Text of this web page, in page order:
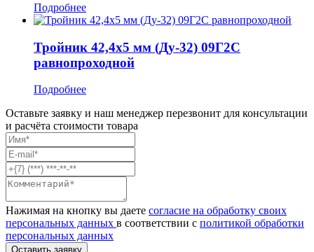
Подробнее
Тройник 42,4x5 мм (Ду-32) 09Г2С
равнопроходной
Подробнее
Оставьте заявку и наш менеджер перезвонит для консультации
и расчёта стоимости товара
Нажимая на кнопку вы даете согласие на обработку своих
персональных данных в соответствии с политикой обработки
персональных данных